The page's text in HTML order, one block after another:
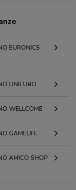
EURONICS
UNIEURO
WELLCOME
GAMELIFE
AMICO SHOP